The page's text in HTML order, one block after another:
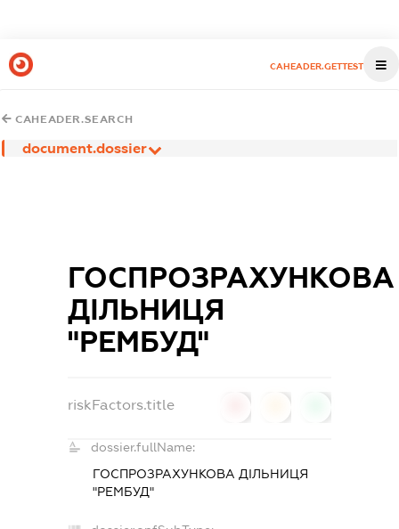
CAHEADER.GETTEST
CAHEADER.SEARCH
document.dossier
ГОСПРОЗРАХУНКОВА
ДІЛЬНИЦЯ
"РЕМБУД"
riskFactors.title
dossier.fullName:
ГОСПРОЗРАХУНКОВА ДІЛЬНИЦЯ
"РЕМБУД"